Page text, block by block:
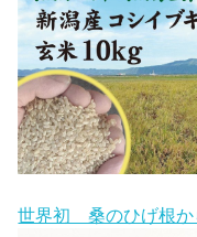
世界初 桑のひげ根か